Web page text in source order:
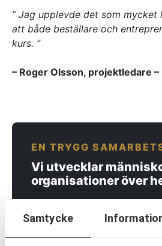
Samtycke
Referenser
AKTUELLT
—
Inre hamnen etapp 2 –
vi framtidens Norrköping
Erfarenhetsåterföring
KONTAKT
Drottninggatan 6
541 31 Skövde
0500-48 14 44
” Jag upplevde det som
att både beställare och
kurs. ”
– Roger Olsson, projektledare –
EN TRYGG
Vi utvecklar
organisationer över
KONTAKTA OSS